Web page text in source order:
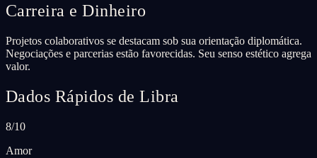
Carreira e Dinheiro
Projetos colaborativos se destacam sob sua orientação diplomática.
Negociações e parcerias estão favorecidas. Seu senso estético agrega
valor.
Dados Rápidos de Libra
8/10
Amor